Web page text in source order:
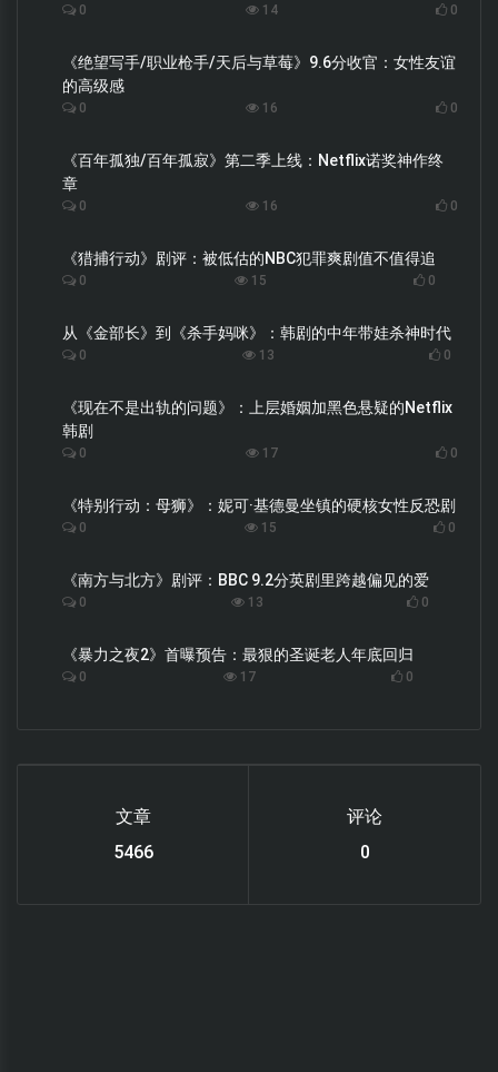
0 14 0
《绝望写手/职业枪手/天后与草莓》9.6分收官：女性友谊
的高级感
0 16 0
《百年孤独/百年孤寂》第二季上线：Netflix诺奖神作终
章
0 16 0
《猎捕行动》剧评：被低估的NBC犯罪爽剧值不值得追
0 15 0
从《金部长》到《杀手妈咪》：韩剧的中年带娃杀神时代
0 13 0
《现在不是出轨的问题》：上层婚姻加黑色悬疑的Netflix
韩剧
0 17 0
《特别行动：母狮》：妮可·基德曼坐镇的硬核女性反恐剧
0 15 0
《南方与北方》剧评：BBC 9.2分英剧里跨越偏见的爱
0 13 0
《暴力之夜2》首曝预告：最狠的圣诞老人年底回归
0 17 0
文章
6119
评论
0